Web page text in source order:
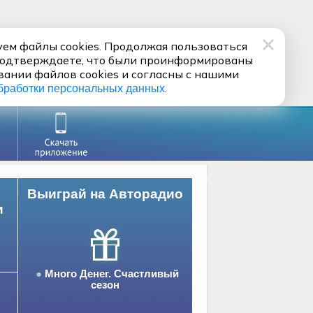
Выиграй на Авторадио
Много Денег. Счастливый
сезон
файлы cookies. Продолжая пользоваться
что были проинформированы
файлов cookies и согласны с нашими
персональных данных.